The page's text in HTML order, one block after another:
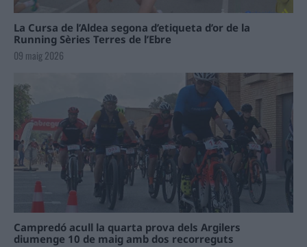
La Cursa de l’Aldea segona d’etiqueta d’or de la
Running Sèries Terres de l’Ebre
09 maig 2026
Campredó acull la quarta prova dels Argilers
diumenge 10 de maig amb dos recorreguts